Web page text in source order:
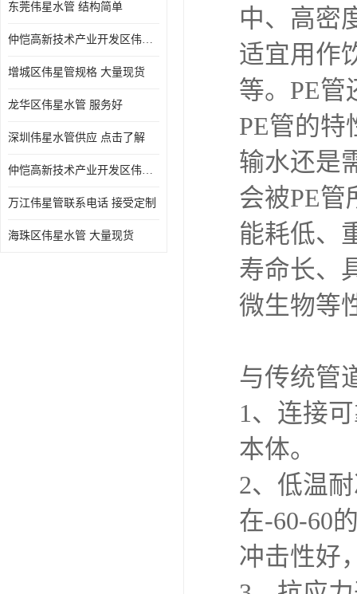
东莞伟星水管 结构简单
仲恺高新技术产业开发区伟星管型号 技术成熟
增城区伟星管规格 大量现货
龙华区伟星水管 服务好
深圳伟星水管供应 点击了解
仲恺高新技术产业开发区伟星水管 大量现货
万江伟星管联系电话 接受定制
海珠区伟星水管 大量现货
中、高密
适宜用作
等。PE
PE管的特
输水还是
会被PE管
能耗低、
寿命长、
微生物等
与传统管
1、连接
本体。
2、低温
在-60-60
冲击性好